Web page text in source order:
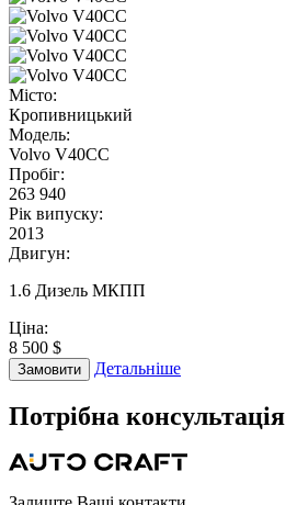
Місто:
Кропивницький
Модель:
Volvo V40CC
Пробіг:
263 940
Рік випуску:
2013
Двигун:
1.6 Дизель МКПП
Ціна:
8 500 $
Замовити Детальніше
Потрібна консультація